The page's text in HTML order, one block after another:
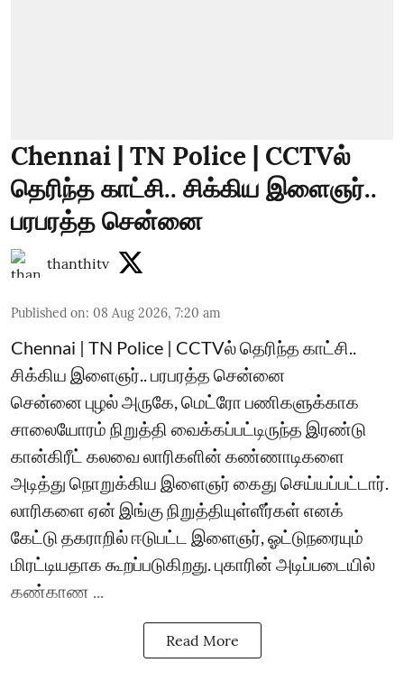
Chennai | TN Police | CCTVல்
தெரிந்த காட்சி.. சிக்கிய இளைஞர்..
பரபரத்த சென்னை
thanthitv
Published on: 08 Aug 2026, 7:20 am
Chennai | TN Police | CCTVல் தெரிந்த காட்சி..
சிக்கிய இளைஞர்.. பரபரத்த சென்னை
சென்னை புழல் அருகே, மெட்ரோ பணிகளுக்காக
சாலையோரம் நிறுத்தி வைக்கப்பட்டிருந்த இரண்டு
கான்கிரீட் கலவை லாரிகளின் கண்ணாடிகளை
அடித்து நொறுக்கிய இளைஞர் கைது செய்யப்பட்டார்.
லாரிகளை ஏன் இங்கு நிறுத்தியுள்ளீர்கள் எனக்
கேட்டு தகராறில் ஈடுபட்ட இளைஞர், ஓட்டுநரையும்
மிரட்டியதாக கூறப்படுகிறது. புகாரின் அடிப்படையில்
கண்காண ...
Read More